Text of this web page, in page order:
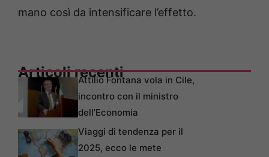
mano così da intensificare l’effetto.
Articoli recentiAttilio Fontana vola in Cile,
incontro con il ministro
dell’Economia
Viaggi di tendenza per il
2025, ecco le mete